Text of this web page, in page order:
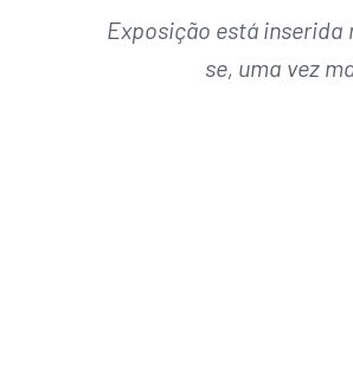
Exposição está inserida
se, uma vez